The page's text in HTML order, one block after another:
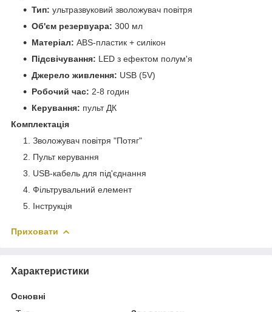
Тип: ультразвуковий зволожувач повітря
Об'єм резервуара: 300 мл
Матеріал: ABS-пластик + силікон
Підсвічування: LED з ефектом полум'я
Джерело живлення: USB (5V)
Робочий час: 2-8 годин
Керування: пульт ДК
Комплектація
Зволожувач повітря "Потяг"
Пульт керування
USB-кабель для під'єднання
Фільтрувальний елемент
Інструкція
Приховати
Характеристики
Основні